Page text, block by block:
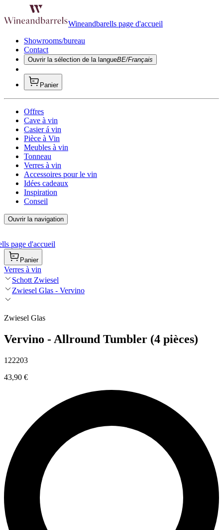
Wineandbarells page d'accueil
Showrooms/bureau
Contact
Ouvrir la sélection de la langueBE/Français
Panier
Offres
Cave à vin
Casier á vin
Pièce à Vin
Meubles à vin
Tonneau
Verres à vin
Accessoires pour le vin
Idées cadeaux
Inspiration
Conseil
Ouvrir la navigation
page d'accueil
Panier
Verres à vin
Schott Zwiesel
Zwiesel Glas - Vervino
Zwiesel Glas
Vervino - Allround Tumbler (4 pièces)
122203
43,90 €